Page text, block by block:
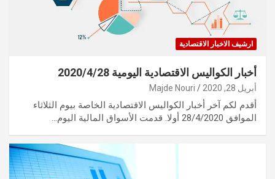
ارشيف الاخبار الاقتصادية
أخبار الكواليس الاقتصادية اليومية 2020/4/28
أبريل 28, 2020 Majde Nouri
أقدم لكم آخر أخبار الكواليس الاقتصادية الخاصة بيوم الثلاثاء
الموافق 28/4/2020 أولا. قدمت الأسواق المالية اليوم…